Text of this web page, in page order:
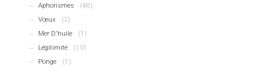
Aphorismes
(48)
Vœux
(2)
Mer D'huile
(1)
Légitimité
(10)
Ponge
(1)